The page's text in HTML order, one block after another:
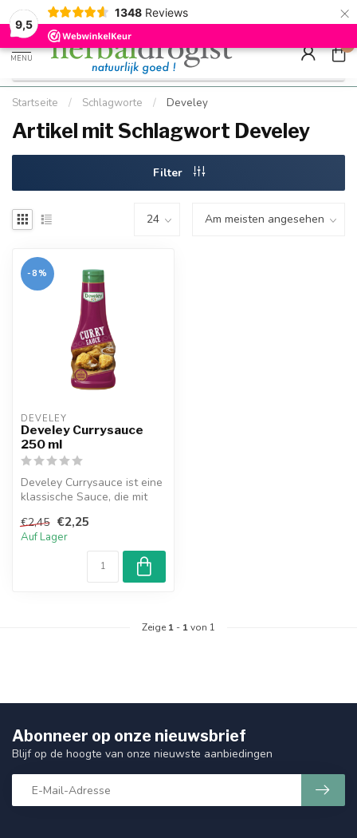
9,5
1348 Reviews ×
Kostenloser DE-Versand ab Mindestbestellwert |
Schnell geliefert
Minimum
Hızlı
MENU
0
Startseite / Schlagworte / Develey
Artikel mit Schlagwort Develey
Filter
-8%
DEVELEY
Develey Currysauce
250 ml
Develey Currysauce ist eine
klassische Sauce, die mit
€2,45 €2,25
Auf Lager
Zeige 1 - 1von 1
Abonneer op onze nieuwsbrief
Blijf op de hoogte van onze nieuwste aanbiedingen